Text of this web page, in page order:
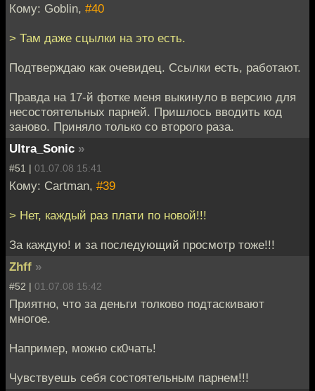
Кому: Goblin, #40
> Там даже сцылки на это есть.
Подтверждаю как очевидец. Ссылки есть, работают.
Правда на 17-й фотке меня выкинуло в версию для
несостоятельных парней. Пришлось вводить код
заново. Приняло только со второго раза.
Ultra_Sonic »
#51 | 01.07.08 15:41
Кому: Cartman, #39
> Нет, каждый раз плати по новой!!!
За каждую! и за последующий просмотр тоже!!!
Zhff »
#52 | 01.07.08 15:42
Приятно, что за деньги толково подтаскивают
многое.
Например, можно ск0чать!
Чувствуешь себя состоятельным парнем!!!